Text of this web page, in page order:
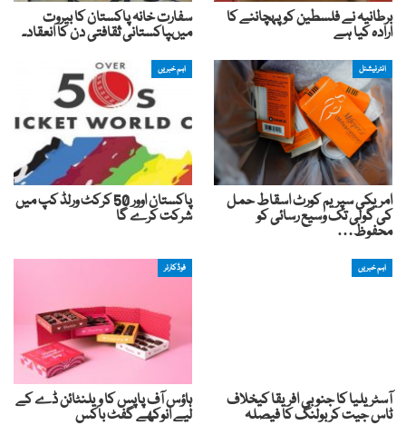
برطانیہ نے فلسطین کو پہچاننے کا
ارادہ کیا ہے
سفارت خانہ پاکستان کا بیروت
میںپاکستانی ثقافتی دن کا انعقاد۔
انٹرنیشنل
امریکی سپریم کورٹ اسقاط حمل
کی گولی تک وسیع رسائی کو
محفوظ…
اہم خبریں
پاکستان اوور 50 کرکٹ ورلڈ کپ میں
شرکت کرے گا
اہم خبریں
آسٹریلیا کا جنوبی افریقا کیخلاف
ٹاس جیت کر بولنگ کا فیصلہ
فوڈکارنر
ہاؤس آف پاپس کا ویلنٹائن ڈے کے
لیے انوکھے گفٹ باکس